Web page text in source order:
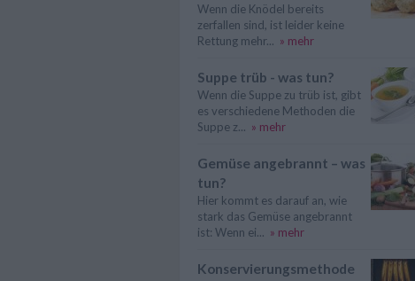
Wenn die Knödel bereits
zerfallen sind, ist leider keine
Rettung mehr... » mehr
Suppe trüb - was tun?
Wenn die Suppe zu trüb ist, gibt
es verschiedene Methoden die
Suppe z... » mehr
Gemüse angebrannt – was
tun?
Hier kommt es darauf an, wie
stark das Gemüse angebrannt
ist: Wenn ei... » mehr
Konservierungsmethode